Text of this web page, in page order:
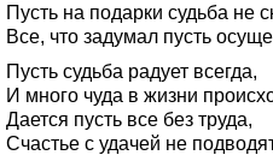
Пусть на подарки судьба не
Все, что задумал пусть
Пусть судьба радует всегда,
И много чуда в жизни
Дается пусть все без труда,
Счастье с удачей не